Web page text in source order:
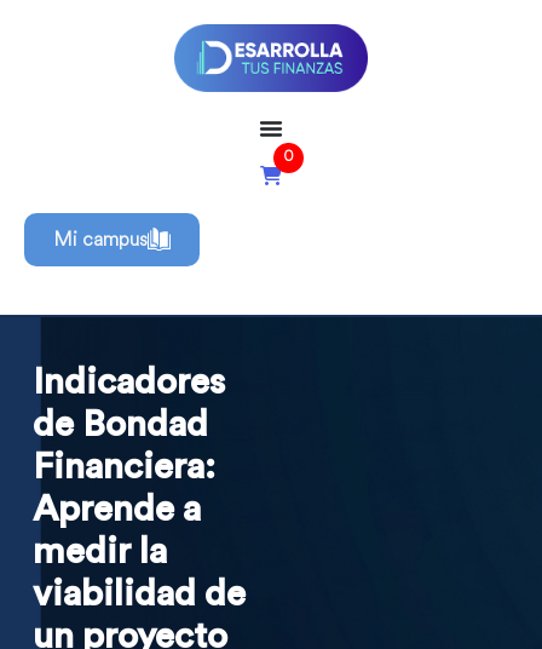
0
Mi campus
Indicadores
de Bondad
Financiera:
Aprende a
medir la
viabilidad de
un proyecto